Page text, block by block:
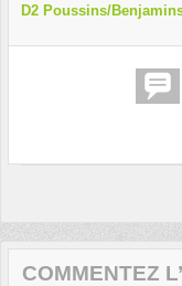
D2 Poussins/
COMMENTEZ